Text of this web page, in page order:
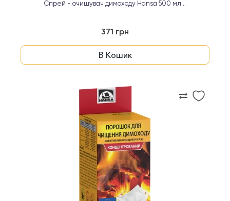
Спрей - очищувач димоходу Hansa 500 мл...
371 грн
В Кошик